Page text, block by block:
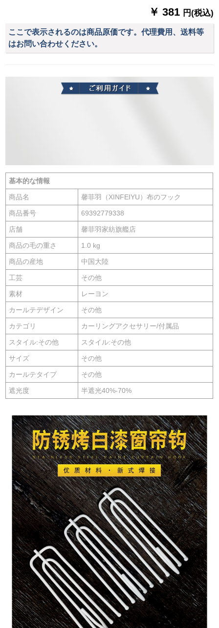
2.4*1.8メトルの高さ
す。
￥ 381 円(税込)
ここで表示されるのは商品原価です。代理費用、送料等
はお問い合わせください。
基本的な情報
商品名 馨菲羽（XINFEIYU）布のフック
商品番号 69392779338
店舗 馨菲羽家紡旗艦店
商品の毛の重さ 1.0 kg
商品の産地 中国大陸
工芸 その他
素材 レーヨン
カールテデザイン その他
カテゴリ カーリングアクセサリー/付属品
スタイル:その他 スタイル:その他
サイズ その他
カールテタイプ その他
遮光度 半遮光40%-70%